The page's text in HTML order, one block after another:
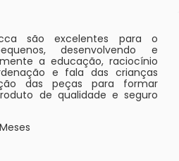
são excelentes para o
desenvolvendo e
a educação, raciocínio
e fala das crianças
das peças para formar
de qualidade e seguro